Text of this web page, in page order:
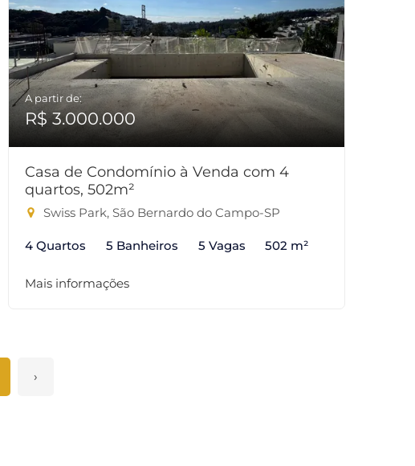
A partir de:
R$ 3.000.000
Casa de Condomínio à Venda com 4
quartos, 502m²
Swiss Park, São Bernardo do Campo-SP
4 Quartos 5 Banheiros 5 Vagas 502 m²
Mais informações
›